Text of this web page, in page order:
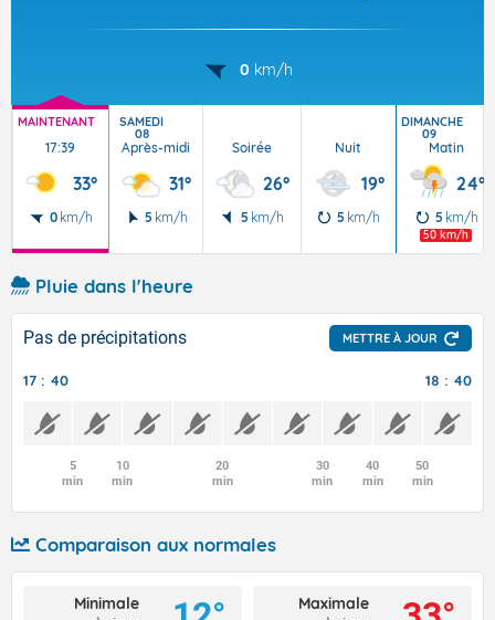
0 km/h
MAINTENANT
17:39
33°
0 km/h
SAMEDI
08
Après-midi
31°
5 km/h
Soirée
26°
5 km/h
Nuit
19°
5 km/h
DIMANCHE
09
Matin
24°
5 km/h
50 km/h
Pluie dans l'heure
Pas de précipitations METTRE À JOUR
17 : 40 18 : 40
5
min
10
min
20
min
30
min
40
min
50
min
Comparaison aux normales
Minimale
Maximale